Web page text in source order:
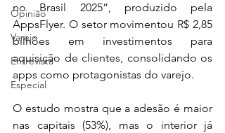
Opinião
Varejo
Entrevista
Especial
no Brasil 2025”, produzido pela
AppsFlyer. O setor movimentou R$ 2,85
bilhões em investimentos para
aquisição de clientes, consolidando os
apps como protagonistas do varejo.
O estudo mostra que a adesão é maior
nas capitais (53%), mas o interior já